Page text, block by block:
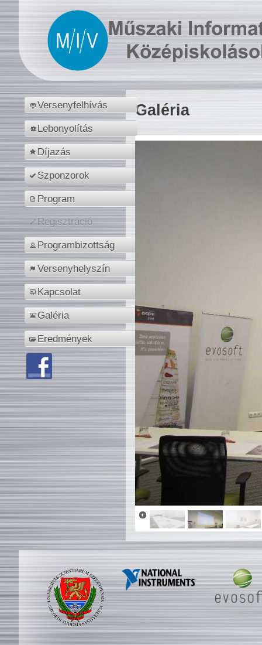
Versenyfelhívás
Lebonyolítás
Díjazás
Szponzorok
Program
Regisztráció
Programbizottság
Versenyhelyszín
Kapcsolat
Galéria
Eredmények
Galéria